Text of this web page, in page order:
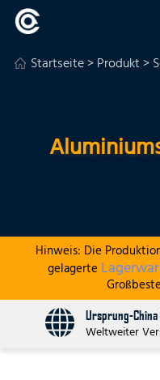
Startseite>Produkt>
Hinweis: Die
gelagerte
Ursprung-
Weltweiter